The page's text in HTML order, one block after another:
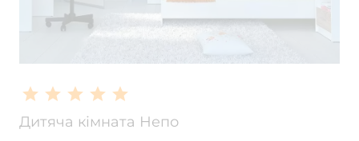
Дитяча кімната Непо